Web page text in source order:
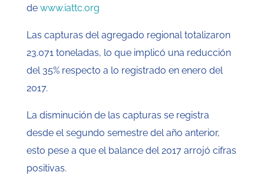
de www.iattc.org
Las capturas del agregado regional totalizaron
23.071 toneladas, lo que implicó una reducción
del 35% respecto a lo registrado en enero del
2017.
La disminución de las capturas se registra
desde el segundo semestre del año anterior,
esto pese a que el balance del 2017 arrojó cifras
positivas.